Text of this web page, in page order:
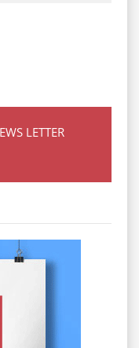
LETTER